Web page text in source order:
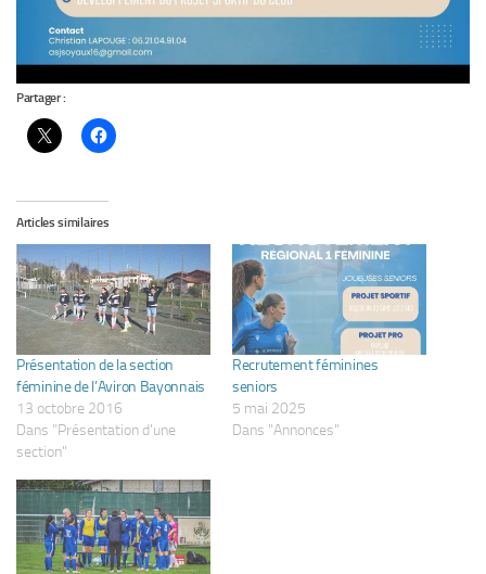
Partager :
Articles similaires
Présentation de la section
féminine de l’Aviron Bayonnais
13 octobre 2016
Dans "Présentation d'une
section"
Recrutement féminines
seniors
5 mai 2025
Dans "Annonces"